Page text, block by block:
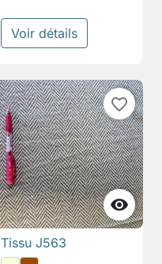
Voir détails

favorite_border
Tissu J563